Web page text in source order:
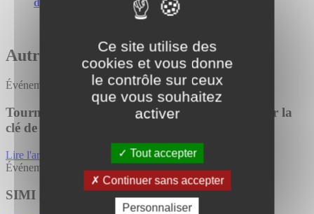
Ce site utilise des
cookies et vous donne
le contrôle sur ceux
que vous souhaitez
activer
Tout accepter
Continuer sans accepter
Personnaliser
Autres actualités
Événement
Tourny Meyer à vos côtés en 2026 pour trouver la
clé de vos projets !
Lire l'article
Événement
SIMI 2025 : venez nous rencontrer !